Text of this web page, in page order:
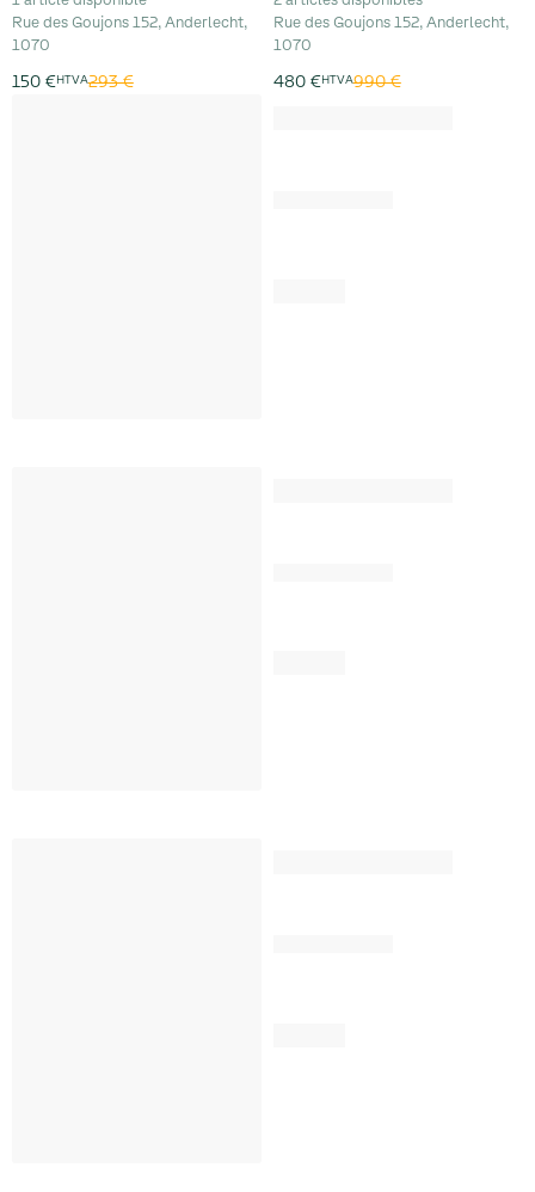
Rue des Goujons 152, Anderlecht,
1070
150 €HTVA293 €
Rue des Goujons 152, Anderlecht,
1070
480 €HTVA990 €